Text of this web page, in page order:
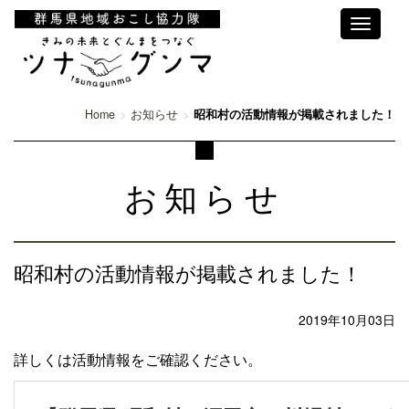
Toggle
Home お知らせ 昭和村の活動情報が掲載されました！
お知らせ
昭和村の活動情報が掲載されました！
2019年10月03日
詳しくは活動情報をご確認ください。